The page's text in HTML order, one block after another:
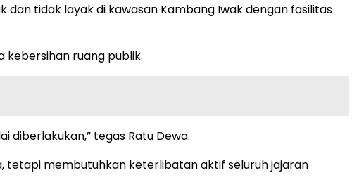
tidak layak di kawasan Kambang Iwak dengan fasilitas
ruang publik.
diberlakukan,” tegas Ratu Dewa.
tetapi membutuhkan keterlibatan aktif seluruh jajaran